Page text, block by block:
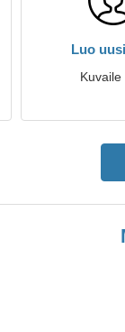
Luo
Kuvaile